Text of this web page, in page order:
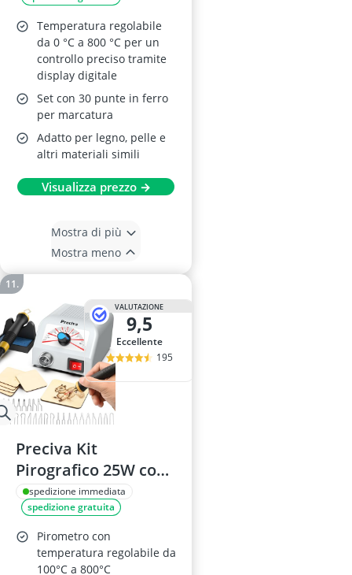
Temperatura regolabile
da 0 °C a 800 °C per un
controllo preciso tramite
display digitale
Set con 30 punte in ferro
per marcatura
Adatto per legno, pelle e
altri materiali simili
Visualizza prezzo →
Mostra di più
Mostra meno
VALUTAZIONE
9,5
Eccellente
195
Preciva Kit
Pirografico 25W con
30 Punte
spedizione immediata
spedizione gratuita
Pirometro con
temperatura regolabile da
100°C a 800°C